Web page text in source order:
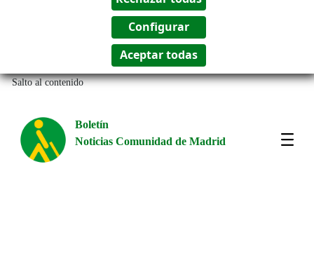
Salto al contenido
Boletín
Noticias Comunidad de Madrid